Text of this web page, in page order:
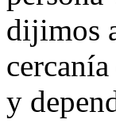
dijimos
y